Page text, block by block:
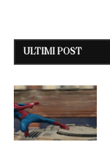
ULTIMI POST